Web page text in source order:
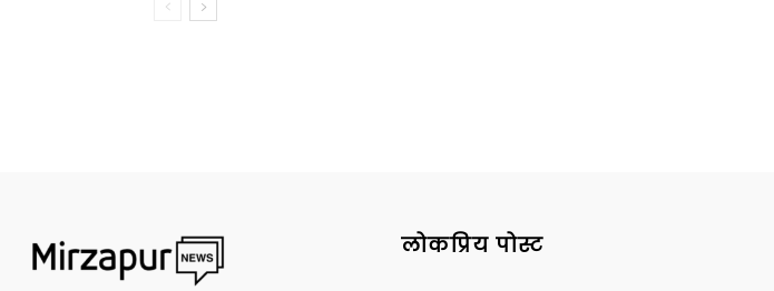
लोकप्रिय पोस्ट